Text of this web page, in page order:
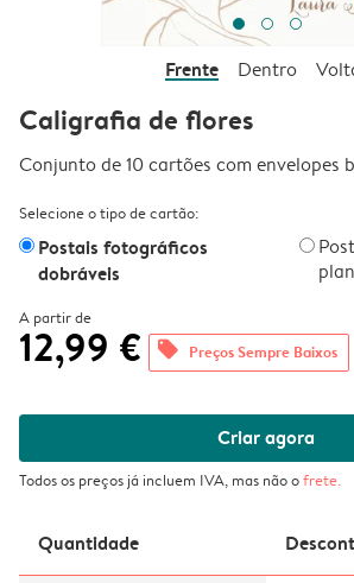
Frente Dentro
Caligrafia de flores
Conjunto de 10 cartões com envelopes
Selecione o tipo de cartão:
Postais fotográficos
dobráveis
A partir de
12,99 € offers Preços Sempre Baixos
Criar agora
Todos os preços já incluem IVA, mas não ofrete.
Quantidade